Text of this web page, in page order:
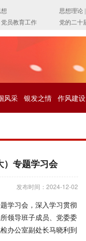
风采 银发之情 作风建设
）专题学习会
发布时间：2024-12-02
学习会，深入学习贯彻
领导班子成员、党委委
办公室副处长马晓利到